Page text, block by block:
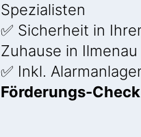
Spezialisten
✅ Sicherheit in
Zuhause in
✅ Inkl.
Förderungs-Check